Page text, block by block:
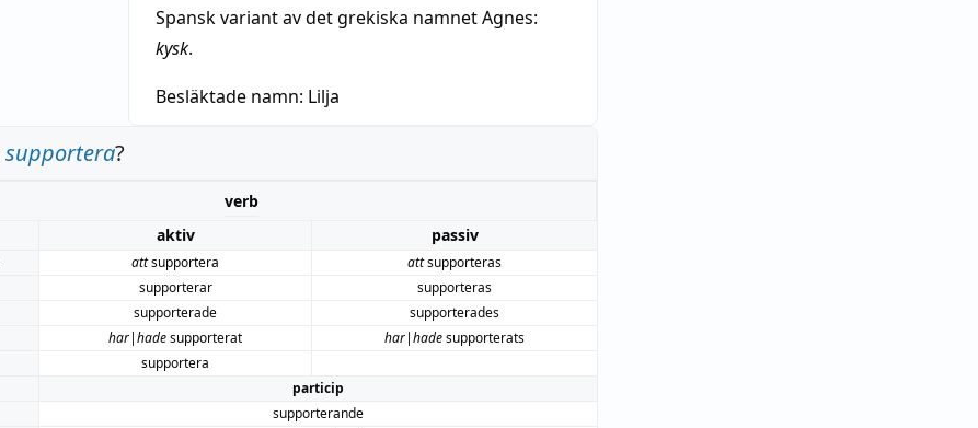
Spansk variant av det grekiska namnet Agnes:
kysk.
Besläktade namn: Lilja
supportera?
verb
aktiv
passiv
attsupportera attsupporteras
supporterar
supporteras
supporterade
supporterades
har|hadesupporterat har|hadesupporterats
supportera
particip
supporterande